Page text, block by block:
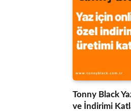
Tonny Black
ve İndirimi